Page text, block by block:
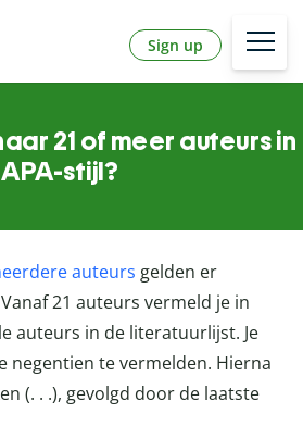
Sign up
21 of meer auteurs in
APA-stijl?
auteurs gelden er
21 auteurs vermeld je in
auteurs in de literatuurlijst. Je
negentien te vermelden. Hierna
(. . .), gevolgd door de laatste